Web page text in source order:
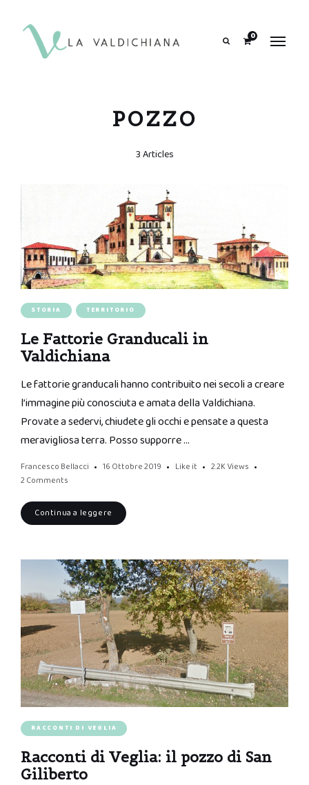
0
POZZO
3 Articles
STORIA TERRITORIO
Le Fattorie Granducali in
Valdichiana
Le fattorie granducali hanno contribuito nei secoli a creare
l’immagine più conosciuta e amata della Valdichiana.
Provate a sedervi, chiudete gli occhi e pensate a questa
meravigliosa terra. Posso supporre …
Francesco Bellacci 16 Ottobre 2019 Like it 2.2K Views
2 Comments
Continua a leggere
RACCONTI DI VEGLIA
Racconti di Veglia: il pozzo di San
Giliberto